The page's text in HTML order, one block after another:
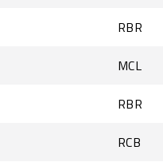
RBR
MCL
RBR
RCB